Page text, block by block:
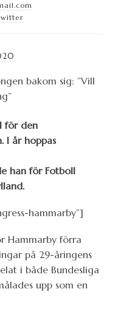
för den
I år hoppas
han för Fotboll
hammarby”]
Hammarby förra
på 29-åringens
i både Bundesliga
upp som en